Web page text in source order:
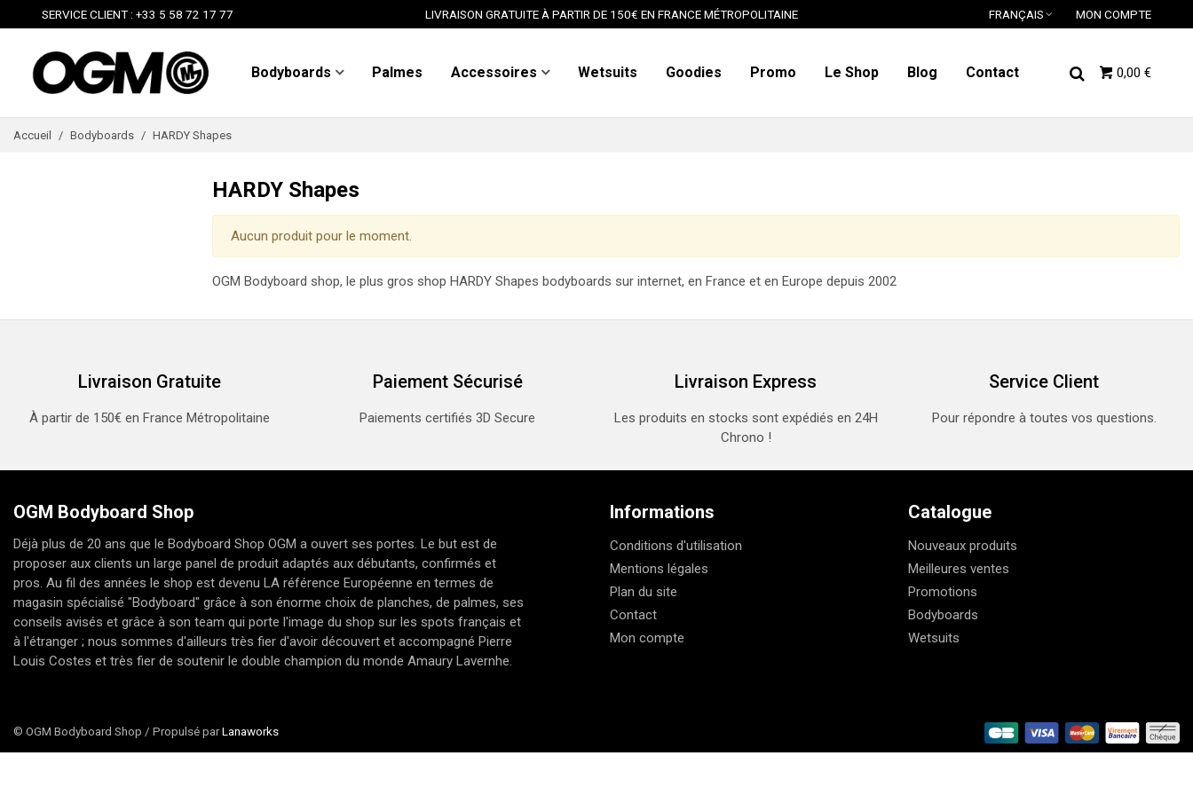
SERVICE CLIENT : +33 5 58 72 17 77 LIVRAISON GRATUITE À PARTIR DE 150€ EN FRANCE MÉTROPOLITAINE FRANÇAIS MON COMPTE
Bodyboards Palmes Accessoires Wetsuits Goodies Promo Le Shop Blog Contact 0,00 €
Accueil / Bodyboards / HARDY Shapes
HARDY Shapes
Aucun produit pour le moment.
OGM Bodyboard shop, le plus gros shop HARDY Shapes bodyboards sur internet, en France et en Europe depuis 2002
Livraison Gratuite
À partir de 150€ en France Métropolitaine
Paiement Sécurisé
Paiements certifiés 3D Secure
Livraison Express
Les produits en stocks sont expédiés en 24H
Chrono !
Service Client
Pour répondre à toutes vos questions.
OGM Bodyboard Shop
Déjà plus de 20 ans que le Bodyboard Shop OGM a ouvert ses portes. Le but est de
proposer aux clients un large panel de produit adaptés aux débutants, confirmés et
pros. Au fil des années le shop est devenu LA référence Européenne en termes de
magasin spécialisé "Bodyboard" grâce à son énorme choix de planches, de palmes, ses
conseils avisés et grâce à son team qui porte l'image du shop sur les spots français et
à l'étranger ; nous sommes d'ailleurs très fier d'avoir découvert et accompagné Pierre
Louis Costes et très fier de soutenir le double champion du monde Amaury Lavernhe.
Informations
Conditions d'utilisation
Mentions légales
Plan du site
Contact
Mon compte
Catalogue
Nouveaux produits
Meilleures ventes
Promotions
Bodyboards
Wetsuits
© OGM Bodyboard Shop / Propulsé parLanaworks